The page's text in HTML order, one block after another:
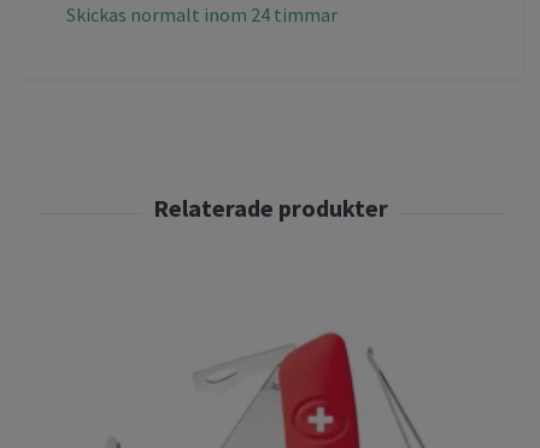
Skickas normalt inom 24 timmar